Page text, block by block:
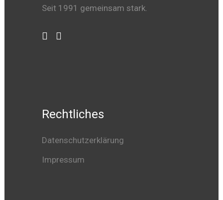
Seit 1991 gemeinsam stark.
Rechtliches
Datenschutzerklärung
Impressum